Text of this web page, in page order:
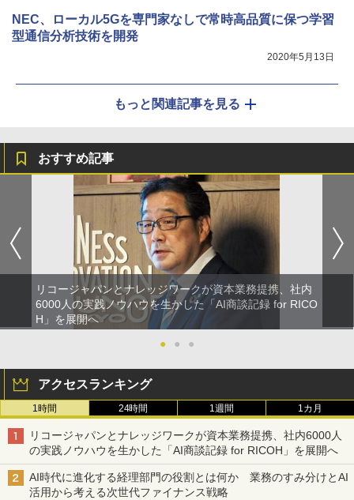
NEC、ローカル5Gを専門家なしで常時高品質に保つ学習
型通信分析技術を開発
2020年5月13日
もっと関連記事を見る
おすすめ記事
リコージャパンとナレッジワークが資本業務提携、社内
6000人の実践ノウハウを生かした「AI商談記録 for RICO
H」を展開へ
●
● ●
アクセスランキング
1時間 24時間 1週間 1カ月
リコージャパンとナレッジワークが資本業務提携、社内6000人
の実践ノウハウを生かした「AI商談記録 for RICOH」を展開へ
AI時代に進化する経理部門の役割とは何か 業務のすみ分けとAI
活用から考える次世代ファイナンス戦略